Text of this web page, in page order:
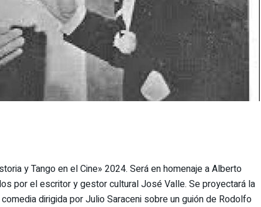
y Tango en el Cine» 2024. Será en homenaje a Alberto
por el escritor y gestor cultural José Valle. Se proyectará la
dirigida por Julio Saraceni sobre un guión de Rodolfo